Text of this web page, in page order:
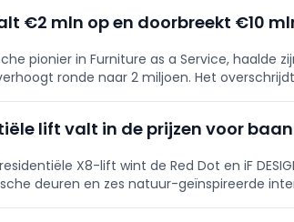
€2 mln op en doorbreekt €10
pionier in Furniture as a Service, haalde
ronde naar 2 miljoen. Het
lift valt in de prijzen voor
X8-lift wint de Red Dot en iF
deuren en zes natuur-geïnspireerde